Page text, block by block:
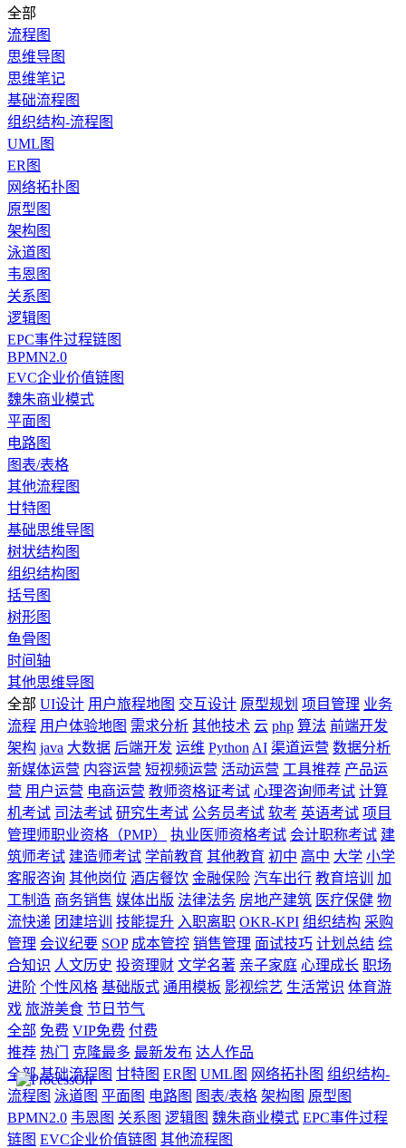
全部
流程图
思维导图
思维笔记
基础流程图
组织结构-流程图
UML图
ER图
网络拓扑图
原型图
架构图
泳道图
韦恩图
关系图
逻辑图
EPC事件过程链图
BPMN2.0
EVC企业价值链图
魏朱商业模式
平面图
电路图
图表/表格
其他流程图
甘特图
基础思维导图
树状结构图
组织结构图
括号图
树形图
鱼骨图
时间轴
其他思维导图
全部 UI设计 用户旅程地图 交互设计 原型规划 项目管理 业务
流程 用户体验地图 需求分析 其他技术 云 php 算法 前端开发
架构 java 大数据 后端开发 运维 Python AI 渠道运营 数据分析
新媒体运营 内容运营 短视频运营 活动运营 工具推荐 产品运
营 用户运营 电商运营 教师资格证考试 心理咨询师考试 计算
机考试 司法考试 研究生考试 公务员考试 软考 英语考试 项目
管理师职业资格（PMP）
执业医师资格考试 会计职称考试 建
筑师考试 建造师考试 学前教育 其他教育 初中 高中 大学 小学
客服咨询 其他岗位 酒店餐饮 金融保险 汽车出行 教育培训
加
工制造 商务销售 媒体出版 法律法务 房地产建筑 医疗保健 物
流快递 团建培训 技能提升 入职离职 OKR-KPI 组织结构 采购
管理 会议纪要 SOP 成本管控 销售管理 面试技巧 计划总结 综
合知识 人文历史 投资理财 文学名著 亲子家庭 心理成长 职场
进阶 个性风格 基础版式 通用模板 影视综艺 生活常识 体育游
戏 旅游美食 节日节气
全部 免费 VIP免费 付费
推荐 热门 克隆最多 最新发布 达人作品
全部 基础流程图 甘特图 ER图 UML图 网络拓扑图 组织结构-
流程图 泳道图 平面图 电路图 图表/表格 架构图 原型图
BPMN2.0 韦恩图 关系图 逻辑图 魏朱商业模式 EPC事件过程
链图 EVC企业价值链图 其他流程图